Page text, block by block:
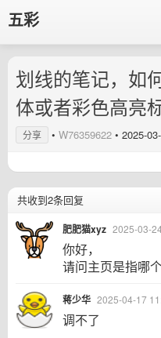
五彩
划线的笔记，如
体或者彩色高亮
分享 • W76359622 • 2025-
共收到2条回复
肥肥猫xyz 2025-03-
你好，
请问主页是指哪个
蒋少华 2025-04-17
调不了